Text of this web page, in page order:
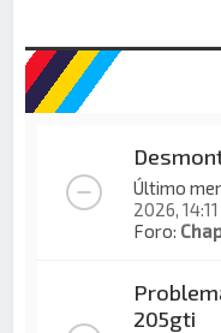
Último
2026, 14:11
Foro:
205gti